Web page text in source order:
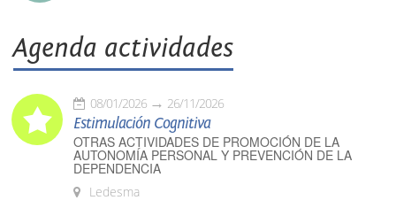
Agenda actividades
08/01/2026 26/11/2026
Estimulación Cognitiva
OTRAS ACTIVIDADES DE PROMOCIÓN DE LA
AUTONOMÍA PERSONAL Y PREVENCIÓN DE LA
DEPENDENCIA
Ledesma